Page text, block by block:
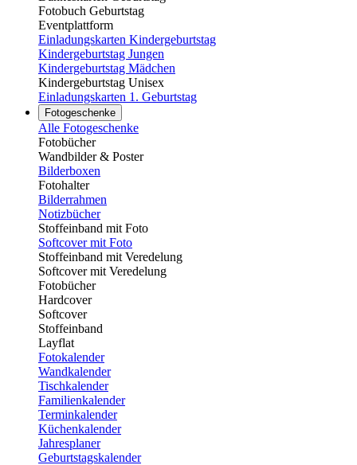
Fotobuch Geburtstag
Eventplattform
Einladungskarten Kindergeburtstag
Kindergeburtstag Jungen
Kindergeburtstag Mädchen
Kindergeburtstag Unisex
Einladungskarten 1. Geburtstag
Fotogeschenke
Alle Fotogeschenke
Fotobücher
Wandbilder & Poster
Bilderboxen
Fotohalter
Bilderrahmen
Notizbücher
Stoffeinband mit Foto
Softcover mit Foto
Stoffeinband mit Veredelung
Softcover mit Veredelung
Fotobücher
Hardcover
Softcover
Stoffeinband
Layflat
Fotokalender
Wandkalender
Tischkalender
Familienkalender
Terminkalender
Küchenkalender
Jahresplaner
Geburtstagskalender